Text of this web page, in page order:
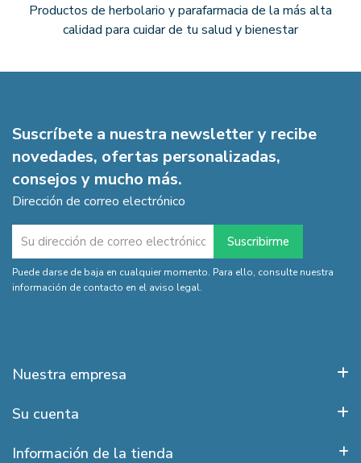
Productos de herbolario y parafarmacia de la más alta
calidad para cuidar de tu salud y bienestar
Suscríbete a nuestra newsletter y recibe
novedades, ofertas personalizadas,
consejos y mucho más.
Dirección de correo electrónico
Puede darse de baja en cualquier momento. Para ello, consulte nuestra
información de contacto en el aviso legal.
Nuestra empresa
Su cuenta
Información de la tienda